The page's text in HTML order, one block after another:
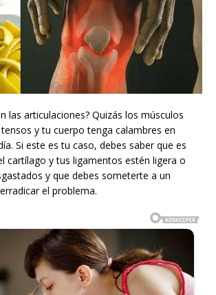
las articulaciones? Quizás los músculos
y tu cuerpo tenga calambres en
Si este es tu caso, debes saber que es
cartílago y tus ligamentos estén ligera o
y que debes someterte a un
el problema.